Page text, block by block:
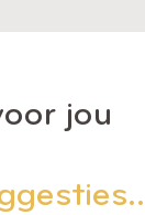
jou